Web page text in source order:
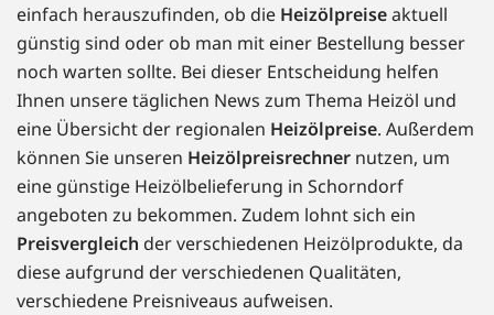
einfach herauszufinden, ob die Heizölpreiseaktuell
günstig sind oder ob man mit einer Bestellung besser
noch warten sollte. Bei dieser Entscheidung helfen
Ihnen unsere täglichen News zum Thema Heizöl und
eine Übersicht der regionalen Heizölpreise. Außerdem
können Sie unseren Heizölpreisrechner nutzen, um
eine günstige Heizölbelieferung in Schorndorf
angeboten zu bekommen. Zudem lohnt sich ein
Preisvergleich der verschiedenen Heizölprodukte, da
diese aufgrund der verschiedenen Qualitäten,
verschiedene Preisniveaus aufweisen.